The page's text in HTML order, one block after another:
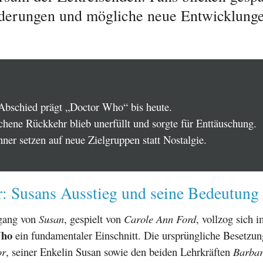
und mögliche neue
prägt „Doctor Who“ bis heute.
Rückkehr blieb unerfüllt und sorgte für Enttäuschung.
setzen auf neue Zielgruppen statt Nostalgie.
Susans Ausstieg und seine Bedeutung
von Susan, gespielt von Carole Ann Ford, vollzog sich
ein fundamentaler Einschnitt. Die ursprüngliche
, seiner Enkelin Susan sowie den beiden Lehrkräften